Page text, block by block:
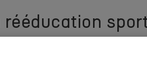
de récupération des sportifs
à la pratique sportive. Pour ce